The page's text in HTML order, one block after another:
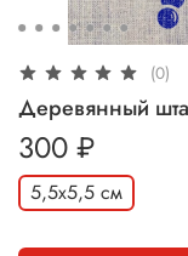
(0)
Деревянный
300 ₽
5,5х5,5 см